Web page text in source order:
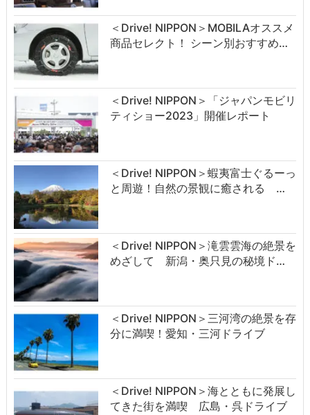
＜Drive! NIPPON＞MOBILAオススメ
商品セレクト！ シーン別おすすめ…
＜Drive! NIPPON＞「ジャパンモビリ
ティショー2023」開催レポート
＜Drive! NIPPON＞蝦夷富士ぐるーっ
と周遊！自然の景観に癒される …
＜Drive! NIPPON＞滝雲雲海の絶景を
めざして 新潟・奥只見の秘境ド…
＜Drive! NIPPON＞三河湾の絶景を存
分に満喫！愛知・三河ドライブ
＜Drive! NIPPON＞海とともに発展し
てきた街を満喫 広島・呉ドライブ